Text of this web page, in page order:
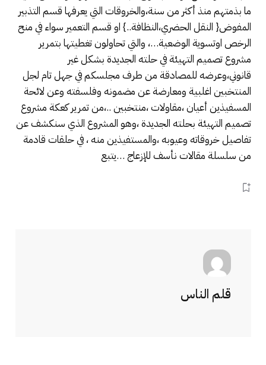
ما بذمتهم منذ أكثر من سنة،والخروقات التي يعرفها قسم التذبير
المفوض{ النقل الحضري،النظافة..} او قسم التعمير سواء في منح
الرخص اوتسوية الوضعية…، والتي تحاولون تغطيتها بتمرير
مشروع تصميم التهيئة في حلته الجديدة بشكل غير
قانوني،وعرضه للمصادقة من طرف مجلسكم في جهل تام لجل
المنتخبين اغلبية ومعارضة عن مضمونه وفلسفته وعن لائحة
المسفيذين أعيان ،مقاولات ،منتخبين ..،من تمرير كعكة مشروع
تصميم التهيئة بحلته الجديدة ،وهو المشروع الذي سنكشف عن
تفاصيل خروقاته وعيوبه ،والمستفيذين منه ، في حلقات قادمة
من سلسلة مقالات نأسف للإزعاج …يتبع
قلم الناس